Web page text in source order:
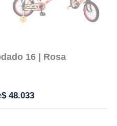
16 | Rosa
$48.033